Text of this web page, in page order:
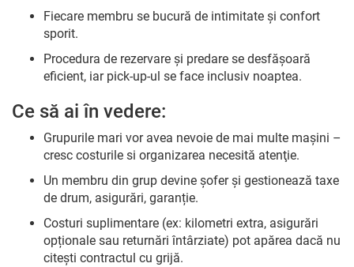
Fiecare membru se bucură de intimitate și confort
sporit.
Procedura de rezervare şi predare se desfăşoară
eficient, iar pick-up-ul se face inclusiv noaptea.
Ce să ai în vedere:
Grupurile mari vor avea nevoie de mai multe maşini –
cresc costurile si organizarea necesită atenţie.
Un membru din grup devine șofer și gestionează taxe
de drum, asigurări, garanție.
Costuri suplimentare (ex: kilometri extra, asigurări
opționale sau returnări întârziate) pot apărea dacă nu
citeşti contractul cu grijă.